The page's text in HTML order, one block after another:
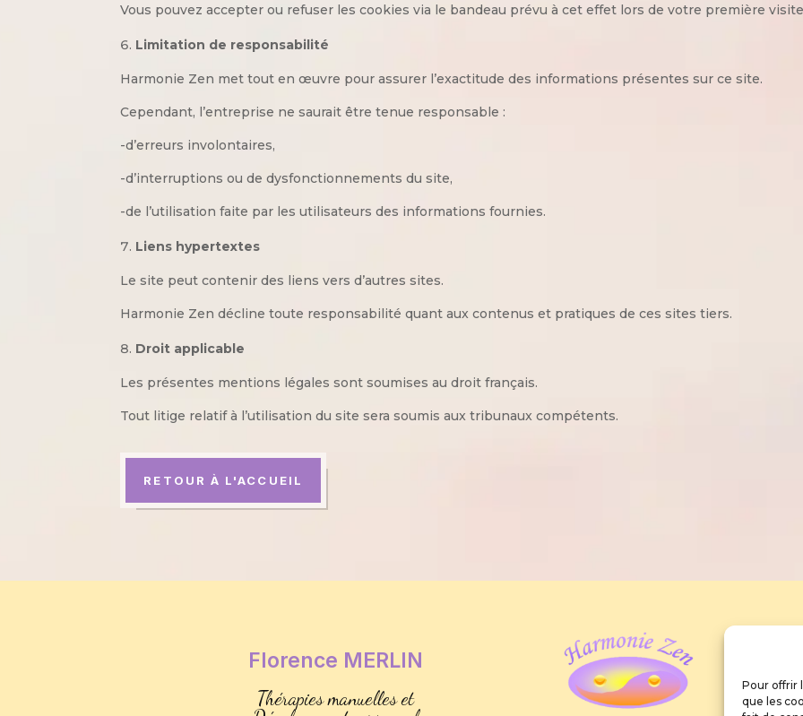
Pour offrir
que les
Vous pouvez accepter ou refuser les cookies via le bandeau prévu à cet effet lors de votre première
Limitation de responsabilité
Harmonie Zen met tout en œuvre pour assurer l’exactitude des informations présentes sur ce site.
Cependant, l’entreprise ne saurait être tenue responsable :
-d’erreurs involontaires,
-d’interruptions ou de dysfonctionnements du site,
-de l’utilisation faite par les utilisateurs des informations fournies.
Liens hypertextes
Le site peut contenir des liens vers d’autres sites.
Harmonie Zen décline toute responsabilité quant aux contenus et pratiques de ces sites tiers.
Droit applicable
Les présentes mentions légales sont soumises au droit français.
Tout litige relatif à l’utilisation du site sera soumis aux tribunaux compétents.
RETOUR À L'ACCUEIL
Florence MERLIN
Thérapies manuelles et